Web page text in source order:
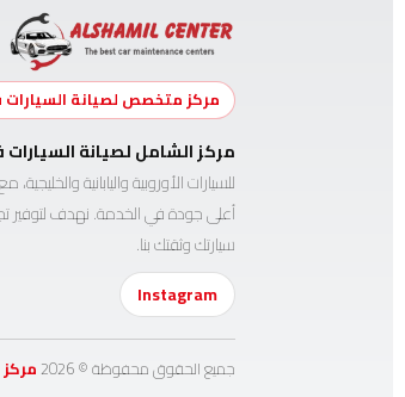
مركز متخصص لصيانة السيارات
مركز الشامل لصيانة
للسيارات الأوروبية واليابانية
أعلى جودة في الخدمة. نهدف لتوفير
سيارتك وثقتك بنا.
Instagram
جميع الحقوق محفوظة ©2026